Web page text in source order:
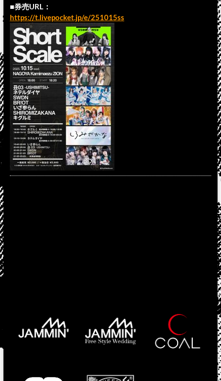
■券売URL：
https://t.livepocket.jp/e/251015ss